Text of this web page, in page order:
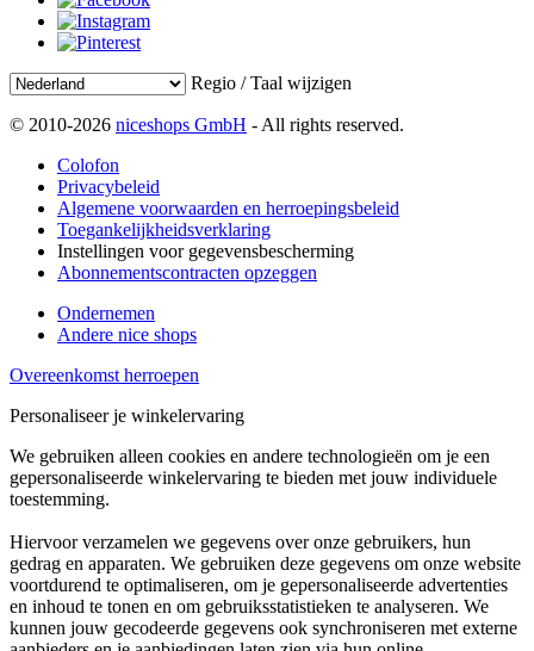
Regio / Taal wijzigen
© 2010-2026 niceshops GmbH - All rights reserved.
Colofon
Privacybeleid
Algemene voorwaarden en herroepingsbeleid
Toegankelijkheidsverklaring
Instellingen voor gegevensbescherming
Abonnementscontracten opzeggen
Ondernemen
Andere nice shops
Overeenkomst herroepen
Personaliseer je winkelervaring
We gebruiken alleen cookies en andere technologieën om je een
gepersonaliseerde winkelervaring te bieden met jouw individuele
toestemming.
Hiervoor verzamelen we gegevens over onze gebruikers, hun
gedrag en apparaten. We gebruiken deze gegevens om onze website
voortdurend te optimaliseren, om je gepersonaliseerde advertenties
en inhoud te tonen en om gebruiksstatistieken te analyseren. We
kunnen jouw gecodeerde gegevens ook synchroniseren met externe